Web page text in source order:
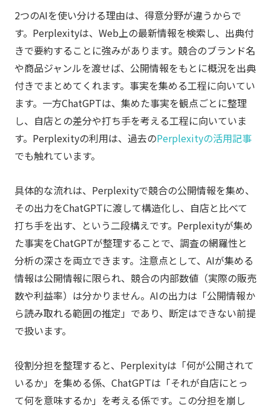
2つのAIを使い分ける理由は、得意分野が違うからで
す。Perplexityは、Web上の最新情報を検索し、出典付
きで要約することに強みがあります。競合のブランド名
や商品ジャンルを渡せば、公開情報をもとに概況を出典
付きでまとめてくれます。事実を集める工程に向いてい
ます。一方ChatGPTは、集めた事実を観点ごとに整理
し、自店との差分や打ち手を考える工程に向いていま
す。Perplexityの利用は、過去のPerplexityの活用記事
でも触れています。
具体的な流れは、Perplexityで競合の公開情報を集め、
その出力をChatGPTに渡して構造化し、自店と比べて
打ち手を出す、という二段構えです。Perplexityが集め
た事実をChatGPTが整理することで、調査の網羅性と
分析の深さを両立できます。注意点として、AIが集める
情報は公開情報に限られ、競合の内部数値（実際の販売
数や利益率）は分かりません。AIの出力は「公開情報か
ら読み取れる範囲の推定」であり、断定はできない前提
で扱います。
役割分担を整理すると、Perplexityは「何が公開されて
いるか」を集める係、ChatGPTは「それが自店にとっ
て何を意味するか」を考える係です。この分担を崩し